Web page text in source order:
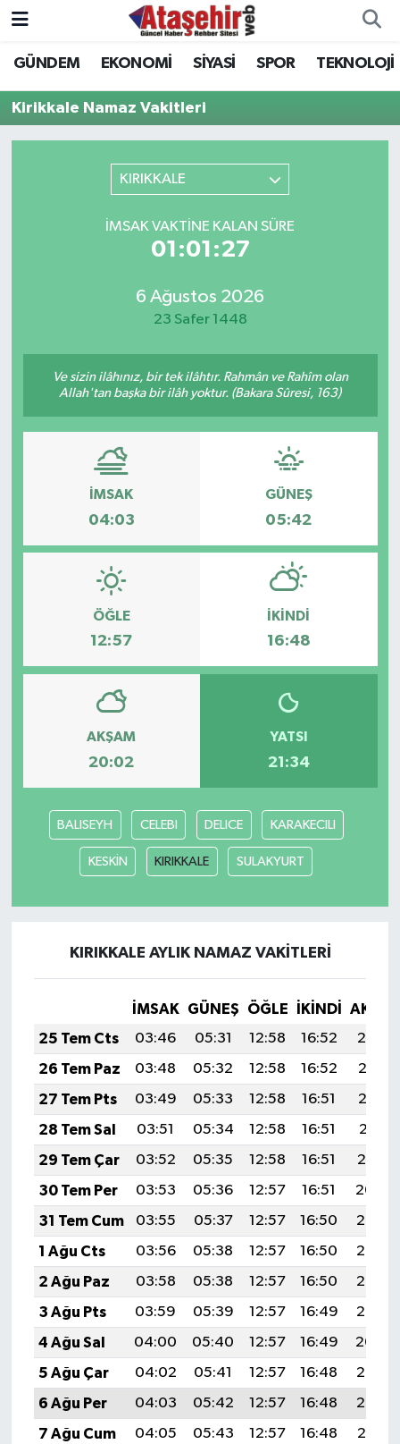
GÜNDEM EKONOMİ SİYASİ SPOR TEKNOLOJİ
Kirikkale Namaz Vakitleri
KIRIKKALE
İMSAK VAKTINE KALAN SÜRE
01:01:27
6 Ağustos 2026
23 Safer 1448
Ve sizin ilâhınız, bir tek ilâhtır. Rahmân ve Rahîm olan
Allah'tan başka bir ilâh yoktur. (Bakara Sûresi, 163)
İMSAK
04:03
GÜNEŞ
05:42
ÖĞLE
12:57
İKINDI
16:48
AKŞAM
20:02
YATSI
21:34
BALISEYH CELEBI DELICE KARAKECILI
KESKİN KIRIKKALE SULAKYURT
KIRIKKALE AYLIK NAMAZ VAKITLERI
İMSAK GÜNEŞ ÖĞLE İKINDI
25 Tem Cts
03:46 05:31 12:58 16:52
20:14
26 Tem Paz
03:48 05:32 12:58 16:52
20:13
27 Tem Pts
03:49 05:33 12:58 16:51
20:12
28 Tem Sal
03:51 05:34 12:58 16:51
20:11
29 Tem Çar
03:52 05:35 12:58 16:51
20:10
30 Tem Per
03:53 05:36 12:57 16:51
20:09
31 Tem Cum
03:55 05:37 12:57 16:50
20:08
1 Ağu Cts
03:56 05:38 12:57 16:50
20:07
2 Ağu Paz
03:58 05:38 12:57 16:50
20:06
3 Ağu Pts
03:59 05:39 12:57 16:49
20:05
4 Ağu Sal
04:00 05:40 12:57 16:49
20:04
5 Ağu Çar
04:02 05:41 12:57 16:48
20:03
6 Ağu Per
04:03 05:42 12:57 16:48
20:02
7 Ağu Cum
04:05 05:43 12:57 16:48
20:01
Hava Durumu
Trafik Durumu
Son Dakika Haberleri